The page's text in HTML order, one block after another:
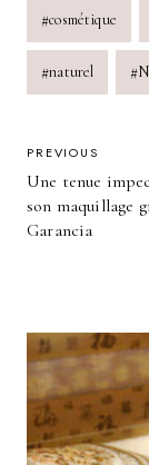
#cosmétique
#naturel #
POST
PREVIOUS
Une tenue
son maquillage
Garancia